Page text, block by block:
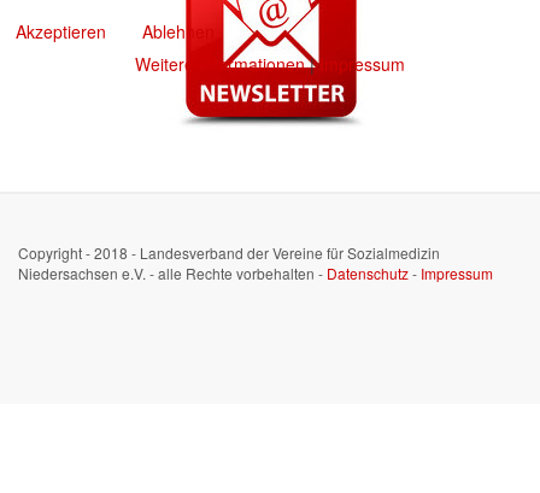
Copyright - 2018 - Landesverband der Vereine für Sozialmedizin
Niedersachsen e.V. - alle Rechte vorbehalten - Datenschutz- Impressum
Akzeptieren
Ablehnen
Weitere Informationen|Impressum